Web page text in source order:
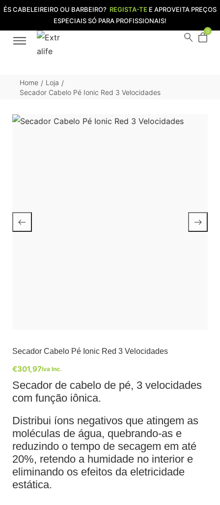
ÉS CABELEIREIRO OU BARBEIRO? REGISTA-TE E APROVEITA PREÇOS
ESPECIAIS SÓ PARA PROFISSIONAIS!
0
Home / Loja /
Secador Cabelo Pé Ionic Red 3 Velocidades
Secador Cabelo Pé Ionic Red 3 Velocidades
€301,97Iva Inc.
Secador de cabelo de pé, 3 velocidades
com função iônica.
Distribui íons negativos que atingem as
moléculas de água, quebrando-as e
reduzindo o tempo de secagem em até
20%, retendo a humidade no interior e
eliminando os efeitos da eletricidade
estática.